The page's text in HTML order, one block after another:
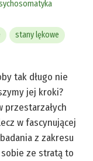
stany lękowe
tak długo nie
jej kroki?
przestarzałych
w fascynującej
z zakresu
ze stratą to